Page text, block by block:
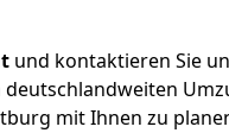
und kontaktieren Sie
mit Ihnen zu